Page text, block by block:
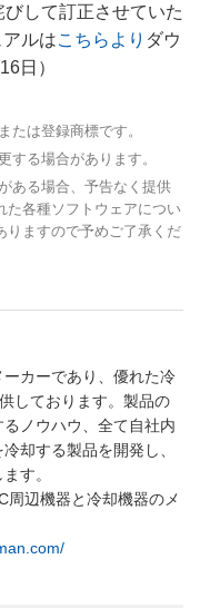
びして訂正させていた
ルはこちらより ダウ
日）
は登録商標です。
る場合があります。
ある場合、予告なく提供
た各種ソフトウェアについ
りますので予めご了承くだ
カーであり、優れた冷
しております。製品の
ノウハウ、全て自社内
却する製品を開発し、
す。
周辺機器と冷却機器のメ